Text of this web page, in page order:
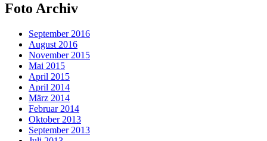
Foto Archiv
September 2016
August 2016
November 2015
Mai 2015
April 2015
April 2014
März 2014
Februar 2014
Oktober 2013
September 2013